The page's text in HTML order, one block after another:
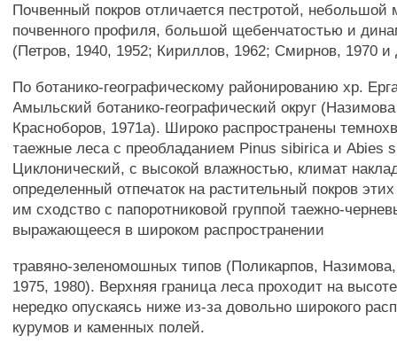
Почвенный покров отличается пестротой,
почвенного профиля, большой щебенчатостью и
(Петров, 1940, 1952; Кириллов, 1962; Смирнов, 1970 и
По ботанико-географическому районированию хр.
Амыльский ботанико-географический округ
Красноборов, 1971а). Широко распространены
таежные леса с преобладанием Pinus sibirica и Abies
Циклонический, с высокой влажностью, климат
определенный отпечаток на растительный покров
им сходство с папоротниковой группой таежно-
выражающееся в широком распространении
травяно-зеленомошных типов (Поликарпов,
1975, 1980). Верхняя граница леса проходит на
нередко опускаясь ниже из-за довольно широкого
курумов и каменных полей.